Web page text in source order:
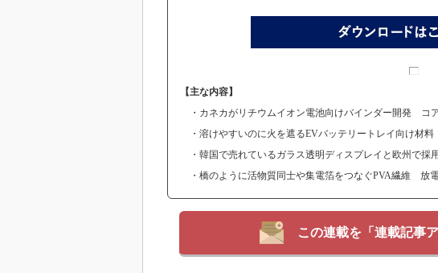
【主な内容】
・カネカがリチウムイオン電池向けバインダー開発 コ
・溶けやすいのに火を遮るEVバッテリートレイ向け材
・韓国で売れているガラス透明ディスプレイと欧州で採
・橋のように活物質同士や集電箔をつなぐPVA繊維 放
この連載を「連載記事